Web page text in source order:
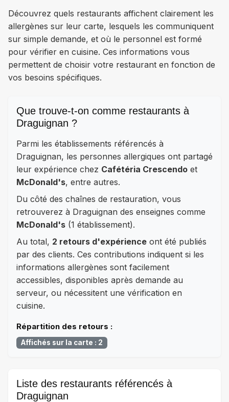
Découvrez quels restaurants affichent clairement les
allergènes sur leur carte, lesquels les communiquent
sur simple demande, et où le personnel est formé
pour vérifier en cuisine. Ces informations vous
permettent de choisir votre restaurant en fonction de
vos besoins spécifiques.
Que trouve-t-on comme restaurants à
Draguignan ?
Parmi les établissements référencés à
Draguignan, les personnes allergiques ont partagé
leur expérience chez Cafétéria Crescendo et
McDonald's, entre autres.
Du côté des chaînes de restauration, vous
retrouverez à Draguignan des enseignes comme
McDonald's (1 établissement).
Au total, 2 retours d'expérience ont été publiés
par des clients. Ces contributions indiquent si les
informations allergènes sont facilement
accessibles, disponibles après demande au
serveur, ou nécessitent une vérification en
cuisine.
Répartition des retours :
Affichés sur la carte : 2
Liste des restaurants référencés à
Draguignan